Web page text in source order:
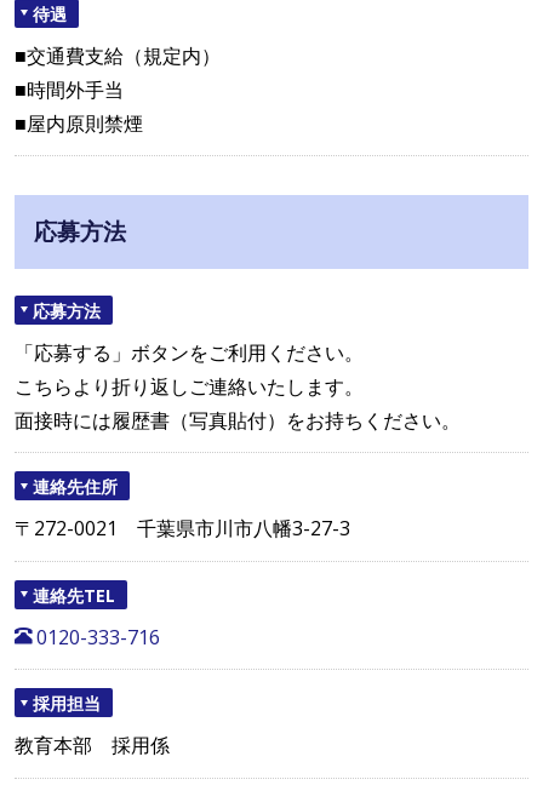
待遇
■交通費支給（規定内）
■時間外手当
■屋内原則禁煙
応募方法
応募方法
「応募する」ボタンをご利用ください。
こちらより折り返しご連絡いたします。
面接時には履歴書（写真貼付）をお持ちください。
連絡先住所
〒272-0021 千葉県市川市八幡3-27-3
連絡先TEL
0120-333-716
採用担当
教育本部 採用係